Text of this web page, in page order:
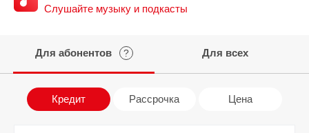
Слушайте музыку и подкасты
Для абонентов ? Для всех
Кредит Рассрочка Цена